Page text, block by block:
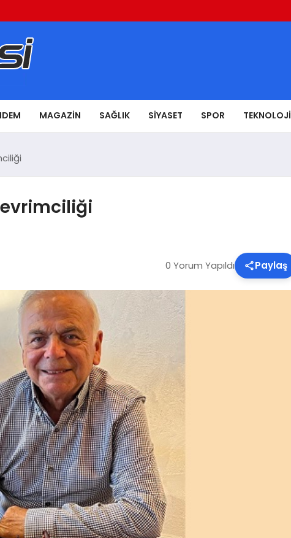
MAGAZIN SAĞLIK SIYASET SPOR TEKNOLOJI
0 Yorum Yapıldı Paylaş